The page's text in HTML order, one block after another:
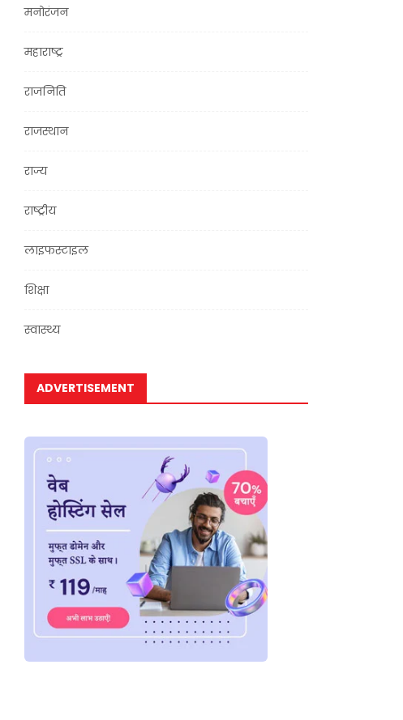
मनोरंजन
महाराष्ट्र
राजनिति
राजस्थान
राज्य
राष्ट्रीय
लाइफस्टाइल
शिक्षा
स्वास्थ्य
ADVERTISEMENT